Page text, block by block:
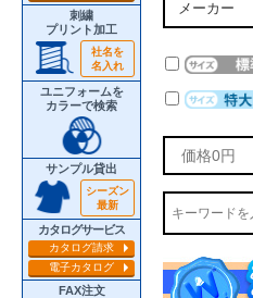
刺繍
プリント加工
社名を
名入れ
ユニフォームを
カラーで検索
サンプル貸出
シーズン
最新
カタログサービス
カタログ請求
電子カタログ
FAX注文